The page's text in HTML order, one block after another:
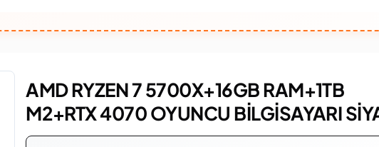
AMD RYZEN 7 5700X+16GB RAM+1TB
M2+RTX 4070 OYUNCU BİLGİSAYARI